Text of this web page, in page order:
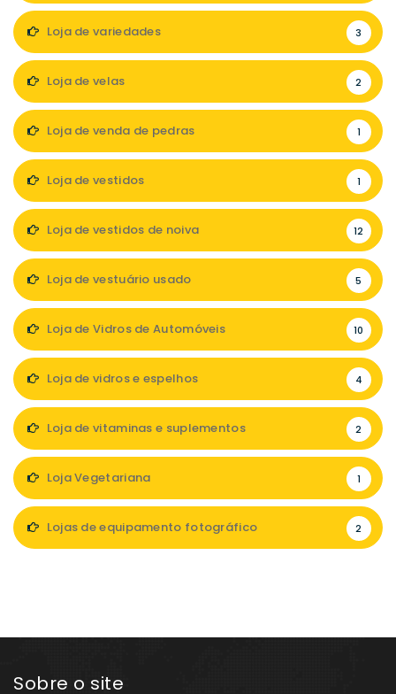
Loja de variedades 3
Loja de velas 2
Loja de venda de pedras 1
Loja de vestidos 1
Loja de vestidos de noiva 12
Loja de vestuário usado 5
Loja de Vidros de Automóveis 10
Loja de vidros e espelhos 4
Loja de vitaminas e suplementos 2
Loja Vegetariana 1
Lojas de equipamento fotográfico 2
Sobre o site